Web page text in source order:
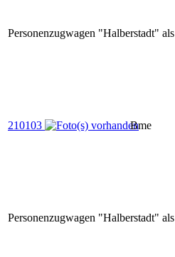
Personenzugwagen "Halberstadt"
210103 Bme
Personenzugwagen "Halberstadt"